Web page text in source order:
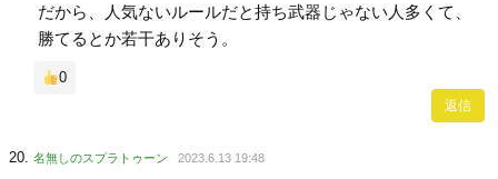
だから、人気ないルールだと持ち武器じゃない人多くて、
勝てるとか若干ありそう。
0
返信
名無しのスプラトゥーン 2023.6.13 19:48